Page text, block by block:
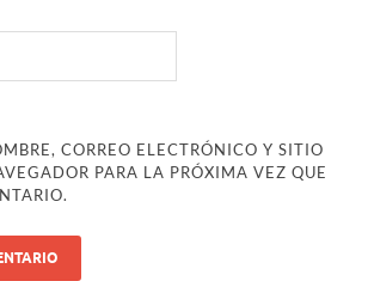
CORREO ELECTRÓNICO Y SITIO
PARA LA PRÓXIMA VEZ QUE